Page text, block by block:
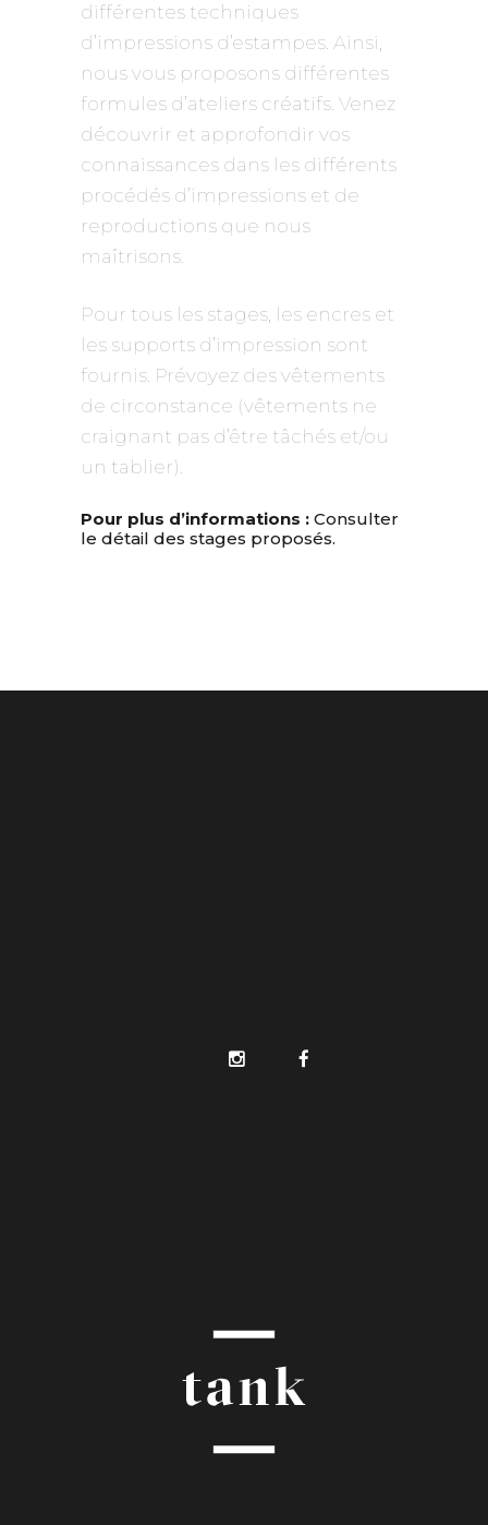
différentes techniques
d’impressions d’estampes. Ainsi,
nous vous proposons différentes
formules d’ateliers créatifs. Venez
découvrir et approfondir vos
connaissances dans les différents
procédés d’impressions et de
reproductions que nous
maîtrisons.
Pour tous les stages, les encres et
les supports d’impression sont
fournis. Prévoyez des vêtements
de circonstance (vêtements ne
craignant pas d’être tâchés et/ou
un tablier).
Pour plus d’informations : Consulter
le détail des stages proposés.